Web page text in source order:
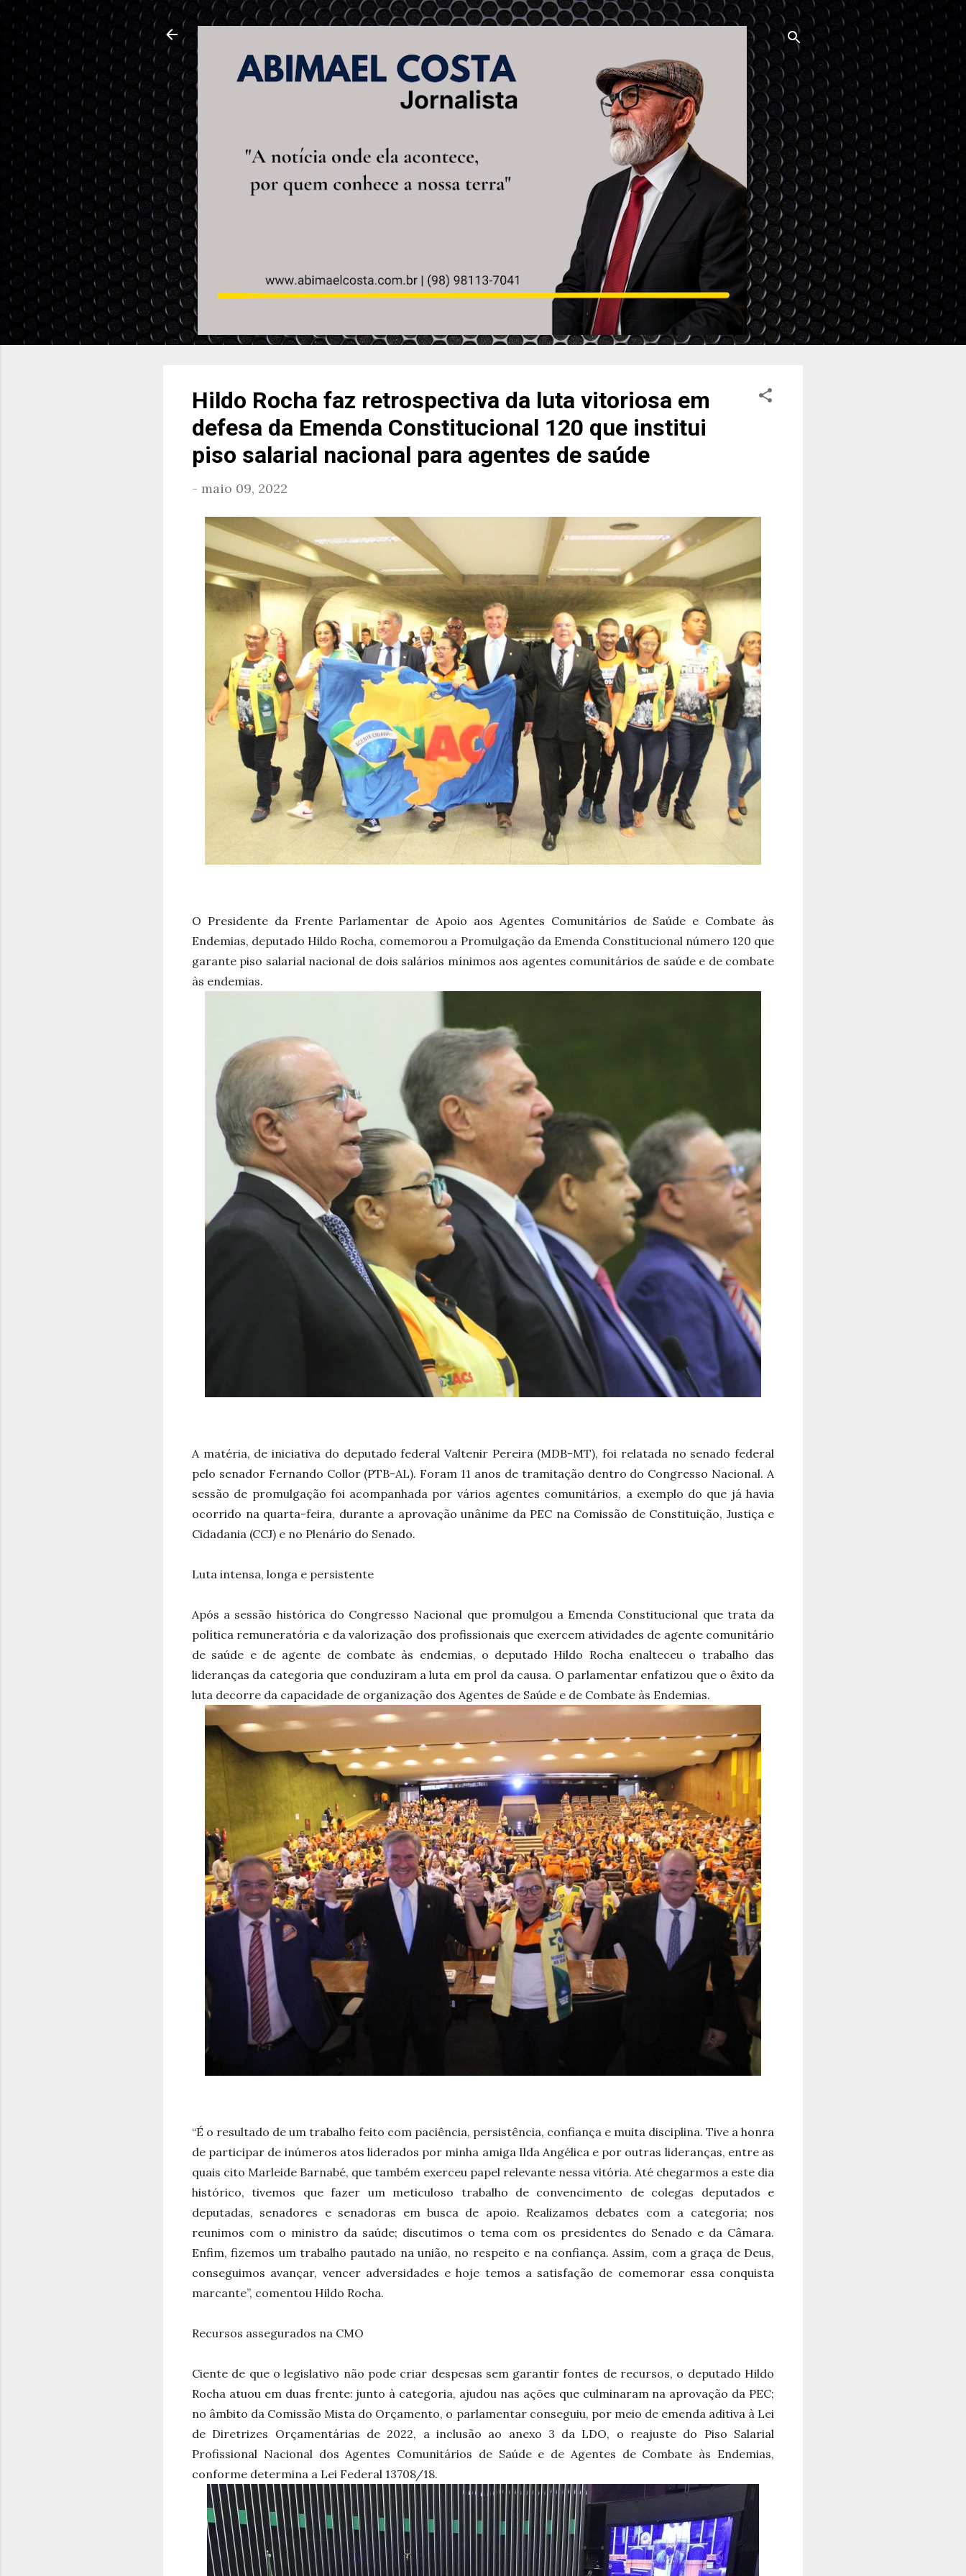
Pular para o conteúdo principal
Hildo Rocha faz retrospectiva da luta vitoriosa em
defesa da Emenda Constitucional 120 que institui
piso salarial nacional para agentes de saúde
- maio 09, 2022
O Presidente da Frente Parlamentar de Apoio aos Agentes Comunitários de Saúde e Combate às
Endemias, deputado Hildo Rocha, comemorou a Promulgação da Emenda Constitucional número 120 que
garante piso salarial nacional de dois salários mínimos aos agentes comunitários de saúde e de combate
às endemias.
A matéria, de iniciativa do deputado federal Valtenir Pereira (MDB-MT), foi relatada no senado federal
pelo senador Fernando Collor (PTB-AL). Foram 11 anos de tramitação dentro do Congresso Nacional. A
sessão de promulgação foi acompanhada por vários agentes comunitários, a exemplo do que já havia
ocorrido na quarta-feira, durante a aprovação unânime da PEC na Comissão de Constituição, Justiça e
Cidadania (CCJ) e no Plenário do Senado.
Luta intensa, longa e persistente
Após a sessão histórica do Congresso Nacional que promulgou a Emenda Constitucional que trata da
política remuneratória e da valorização dos profissionais que exercem atividades de agente comunitário
de saúde e de agente de combate às endemias, o deputado Hildo Rocha enalteceu o trabalho das
lideranças da categoria que conduziram a luta em prol da causa. O parlamentar enfatizou que o êxito da
luta decorre da capacidade de organização dos Agentes de Saúde e de Combate às Endemias.
“É o resultado de um trabalho feito com paciência, persistência, confiança e muita disciplina. Tive a honra
de participar de inúmeros atos liderados por minha amiga Ilda Angélica e por outras lideranças, entre as
quais cito Marleide Barnabé, que também exerceu papel relevante nessa vitória. Até chegarmos a este dia
histórico, tivemos que fazer um meticuloso trabalho de convencimento de colegas deputados e
deputadas, senadores e senadoras em busca de apoio. Realizamos debates com a categoria; nos
reunimos com o ministro da saúde; discutimos o tema com os presidentes do Senado e da Câmara.
Enfim, fizemos um trabalho pautado na união, no respeito e na confiança. Assim, com a graça de Deus,
conseguimos avançar, vencer adversidades e hoje temos a satisfação de comemorar essa conquista
marcante”, comentou Hildo Rocha.
Recursos assegurados na CMO
Ciente de que o legislativo não pode criar despesas sem garantir fontes de recursos, o deputado Hildo
Rocha atuou em duas frente: junto à categoria, ajudou nas ações que culminaram na aprovação da PEC;
no âmbito da Comissão Mista do Orçamento, o parlamentar conseguiu, por meio de emenda aditiva à Lei
de Diretrizes Orçamentárias de 2022, a inclusão ao anexo 3 da LDO, o reajuste do Piso Salarial
Profissional Nacional dos Agentes Comunitários de Saúde e de Agentes de Combate às Endemias,
conforme determina a Lei Federal 13708/18.